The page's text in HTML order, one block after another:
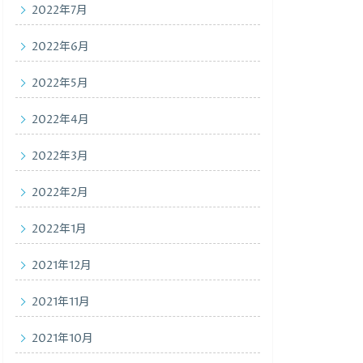
2022年7月
2022年6月
2022年5月
2022年4月
2022年3月
2022年2月
2022年1月
2021年12月
2021年11月
2021年10月